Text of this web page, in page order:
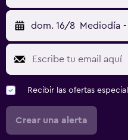
dom. 16/8 Mediodía -
Recibir las ofertas
Crear una alerta